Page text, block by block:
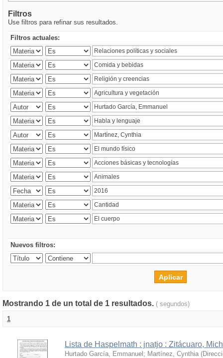
Filtros
Use filtros para refinar sus resultados.
Filtros actuales:
Nuevos filtros:
Mostrando 1 de un total de 1 resultados. ( segundos)
1
Lista de Haspelmath : jnatjo : Zitácuaro,
Hurtado García, Emmanuel ; Martínez, Cynthia (